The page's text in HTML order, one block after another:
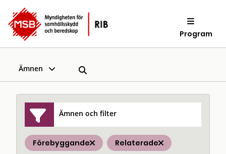
Program
Ämnen
Ämnen och filter
Förebyggande Relaterade